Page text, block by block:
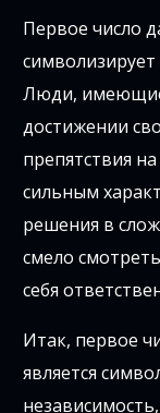
Первое число
Люди, имеющие
достижении
препятствия
сильным
решения в
смело
себя
Итак, первое
является